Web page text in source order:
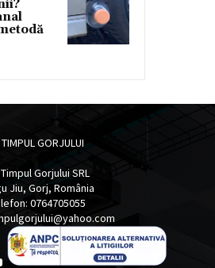
GORJULUI
Gorjului SRL
Jiu, Gorj, România
0764705055